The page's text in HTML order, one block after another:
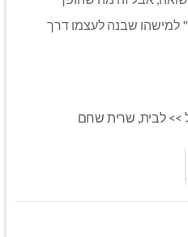
למישהו שבנה לעצמו דרך
>> לבית, שרית שחם